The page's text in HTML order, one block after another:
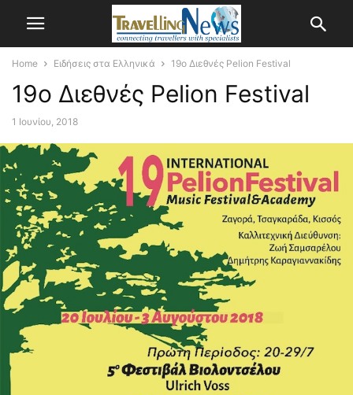
Home Ειδήσεις στα Ελληνικά 19o Διεθνές Pelion Festival
19o Διεθνές Pelion Festival
1 Ιουνίου, 2018